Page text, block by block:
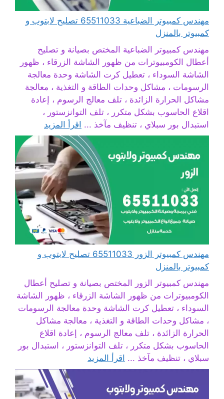
مهندس كمبيوتر الضباعية 65511033 تصليح لابتوب و
كمبيوتر بالمنزل
مهندس كمبيوتر الضباعية المختص بصيانة و تصليح
أعطال الكومبيوترات من ظهور الشاشة الزرقاء ، ظهور
الشاشة السوداء ، تعطيل كرت الشاشة وحدة معالجة
الرسومات ، مشاكل وحدات الطاقة و التغذية ، معالجة
مشاكل الحرارة الزائدة ، تلف معالج الرسوم ، إعادة
اقلاع الحاسوب بشكل متكرر ، تلف التوانزستور ،
استبدال بور سبلاي ، تنظيف مآخذ ... اقرأ المزيد
مهندس كمبيوتر الزور 65511033 تصليح لابتوب و
كمبيوتر بالمنزل
مهندس كمبيوتر الزور المختص بصيانة و تصليح أعطال
الكومبيوترات من ظهور الشاشة الزرقاء ، ظهور الشاشة
السوداء ، تعطيل كرت الشاشة وحدة معالجة الرسومات
، مشاكل وحدات الطاقة و التغذية ، معالجة مشاكل
الحرارة الزائدة ، تلف معالج الرسوم ، إعادة اقلاع
الحاسوب بشكل متكرر ، تلف التوانزستور ، استبدال بور
سبلاي ، تنظيف مآخذ ... اقرأ المزيد